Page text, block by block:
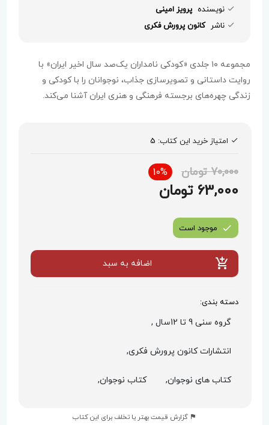
نویسنده پرویز امینی
ناشر کانون پرورش فکری
مجموعه ۱۰ جلدی «کودکی نامداران یک‌صد سال اخیر ایران» با
روایت داستانی و تصویرسازی جذاب، نوجوانان را با کودکی و
زندگی چهره‌های برجسته فرهنگی و هنری ایران آشنا می‌کند.
امتیاز خرید این کتاب: 5
70,000 تومان 10%
63,000 تومان
موجود است
اضافه به سبد
دسته بندی:
گروه سنی 9 تا 12سال ,
انتشارات کانون پرورش فکری,
کتاب های نوجوان, کتاب نوجوان,
گزارش قیمت بهتر یا تخلف برای این کتاب